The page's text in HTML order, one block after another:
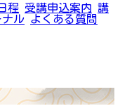
程 受講申込案内 講
ナル よくある質問